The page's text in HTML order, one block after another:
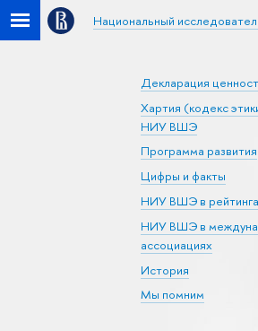
Национальный
Декларация
Хартия (кодекс
НИУ ВШЭ
Программа развития
Цифры и факты
НИУ ВШЭ в
НИУ ВШЭ в
ассоциациях
История
Мы помним